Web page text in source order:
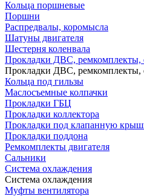
Кольца поршневые
Поршни
Распредвалы, коромысла
Шатуны двигателя
Шестерня коленвала
Прокладки ДВС, ремкомплекты,
Прокладки ДВС, ремкомплекты,
Кольца под гильзы
Маслосъемные колпачки
Прокладки ГБЦ
Прокладки коллектора
Прокладки под клапанную
Прокладки поддона
Ремкомплекты двигателя
Сальники
Система охлаждения
Система охлаждения
Муфты вентилятора